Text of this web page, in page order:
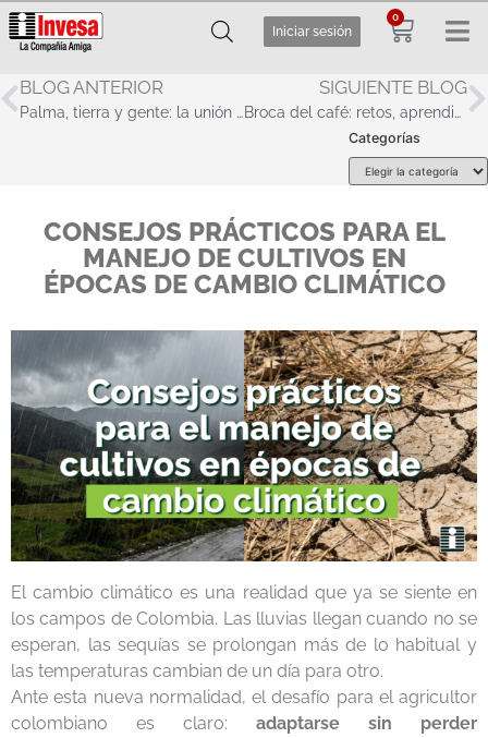
Iniciar sesión
0
BLOG ANTERIOR
Palma, tierra y gente: la unión que transforma regiones
SIGUIENTE BLOG
Broca del café: retos, aprendizajes y el camino hacia el control
Categorías
CONSEJOS PRÁCTICOS PARA EL
MANEJO DE CULTIVOS EN
ÉPOCAS DE CAMBIO CLIMÁTICO
El cambio climático es una realidad que ya se siente en
los campos de Colombia. Las lluvias llegan cuando no se
esperan, las sequías se prolongan más de lo habitual y
las temperaturas cambian de un día para otro.
Ante esta nueva normalidad, el desafío para el agricultor
colombiano es claro: adaptarse sin perder